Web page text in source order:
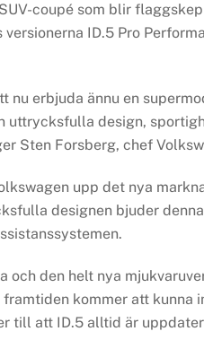
coupé som blir
versionerna ID.5 Pro
nu erbjuda ännu en
uttrycksfulla design,
Sten Forsberg, chef
upp det nya
designen bjuder
och den helt nya
kommer att kunna
till att ID.5 alltid är